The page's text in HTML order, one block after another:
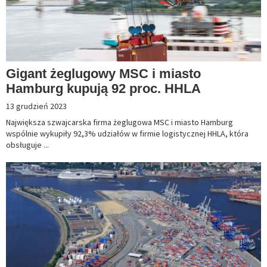
Gigant żeglugowy MSC i miasto
Hamburg kupują 92 proc. HHLA
13 grudzień 2023
Największa szwajcarska firma żeglugowa MSC i miasto Hamburg
wspólnie wykupiły 92,3% udziałów w firmie logistycznej HHLA, która
obsługuje ...